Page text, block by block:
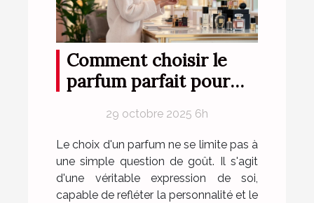
Comment choisir le
parfum parfait pour
29 octobre 2025 6h
Le choix d'un parfum ne se limite pas à
une simple question de goût. Il s'agit
d'une véritable expression de soi,
capable de refléter la personnalité et le